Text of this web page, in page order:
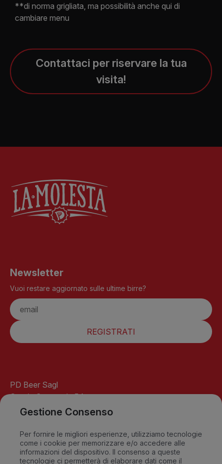
**di norma grigliata, ma possibilità anche qui di
cambiare menu
Contattaci per riservare la tua
visita!
Newsletter
Vuoi restare aggiornato sulle ultime birre?
REGISTRATI
PD Beer Sagl
Strada Cantonale 54
6541 Santa Maria
info@pdbeer.ch
David +41 76 568 18 56
Sandro +41 79 549 09 79
Gestione Consenso
Per fornire le migliori esperienze, utilizziamo tecnologie
come i cookie per memorizzare e/o accedere alle
informazioni del dispositivo. Il consenso a queste
tecnologie ci permetterà di elaborare dati come il